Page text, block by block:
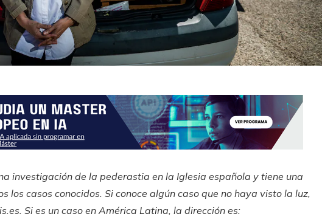
investigación de la pederastia en la Iglesia española y tiene una
los casos conocidos. Si conoce algún caso que no haya visto la luz,
. Si es un caso en América Latina, la dirección es: